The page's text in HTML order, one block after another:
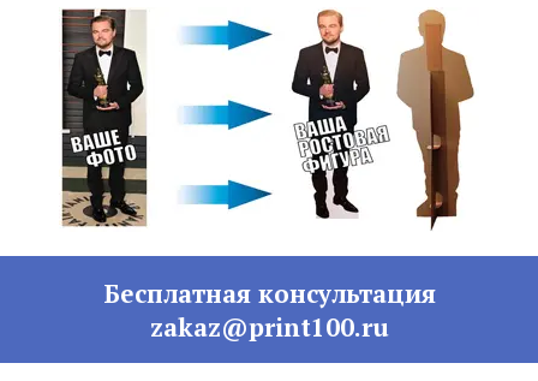
Бесплатная консультация
zakaz@print100.ru